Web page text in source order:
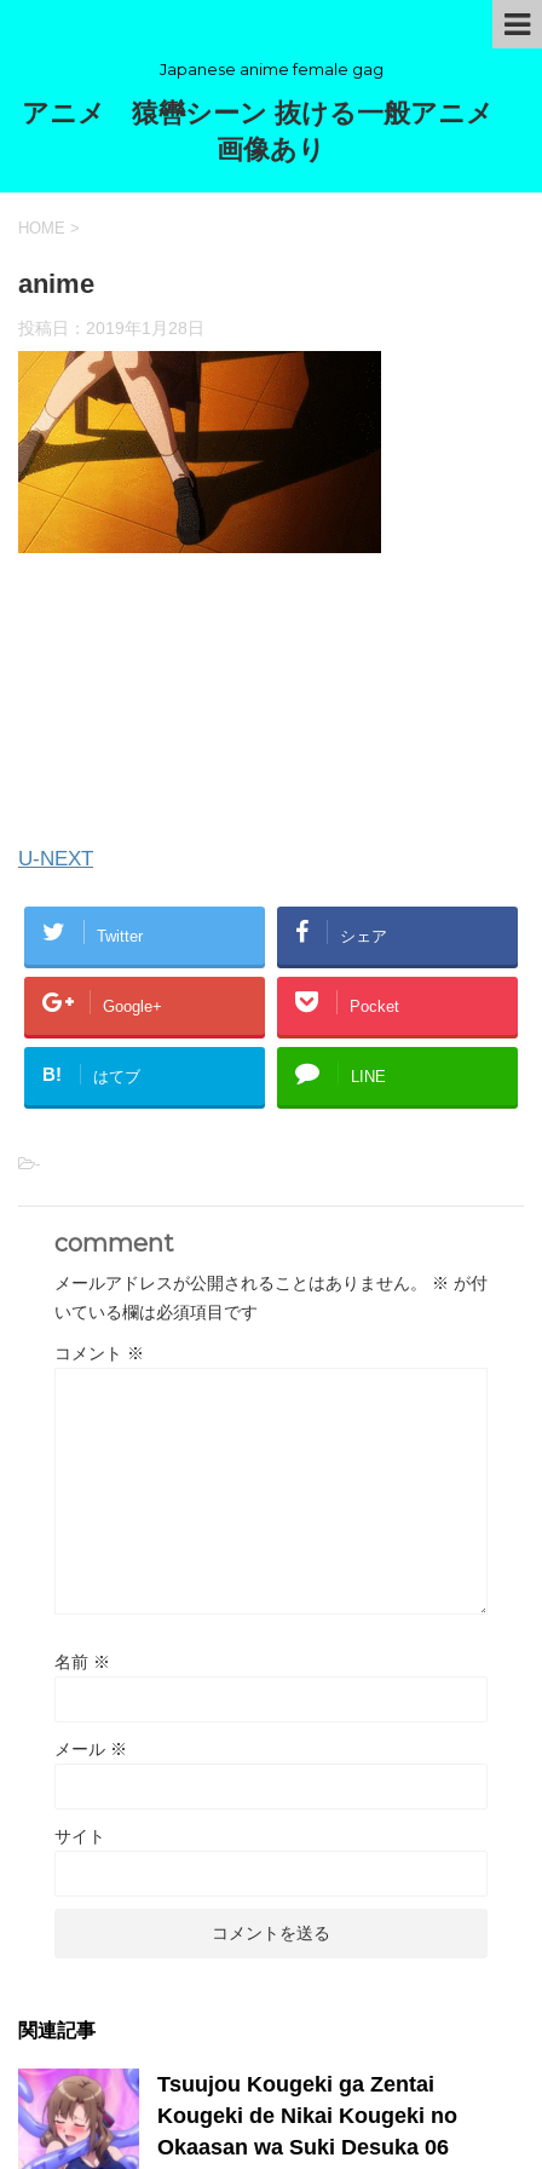
Japanese anime female gag
アニメ 猿轡シーン 抜ける一般アニメ
画像あり
HOME >
anime
投稿日： 2019年1月28日
U-NEXT
Twitter シェア
Google+ Pocket
B! はてブ LINE
-
comment
メールアドレスが公開されることはありません。 ※ が付
いている欄は必須項目です
コメント ※
名前 ※
メール ※
サイト
関連記事
Tsuujou Kougeki ga Zentai
Kougeki de Nikai Kougeki no
Okaasan wa Suki Desuka 06